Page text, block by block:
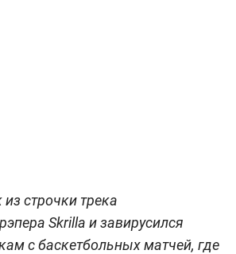
строчки трека
Skrilla и завирусился
с баскетбольных матчей, где